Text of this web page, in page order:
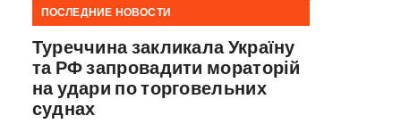
ПОСЛЕДНИЕ НОВОСТИ
Туреччина закликала Україну
та РФ запровадити мораторій
на удари по торговельних
суднах